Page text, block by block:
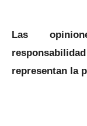
Las
representan la